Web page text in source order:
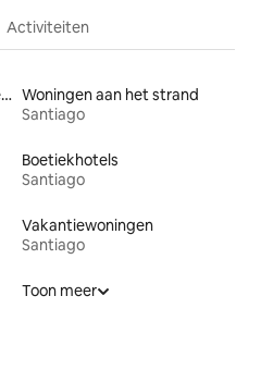
Activiteiten
Accommodaties met bedden op toegankelijke hoogte Woningen aan het strand
Santiago
Boetiekhotels
Santiago
Vakantiewoningen
Santiago
Toon meer